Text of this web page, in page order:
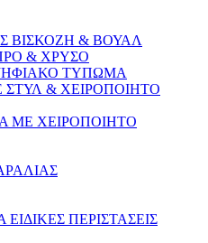
ΒΙΣΚΟΖΗ & ΒΟΥΑΛ
& ΧΡΥΣΟ
ΤΥΠΩΜΑ
& ΧΕΙΡΟΠΟΙΗΤΟ
ΜΕ ΧΕΙΡΟΠΟΙΗΤΟ
ΠΕΡΙΣΤΑΣΕΙΣ